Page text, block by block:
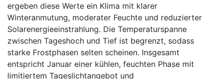
ergeben diese Werte ein Klima mit klarer
Winteranmutung, moderater Feuchte und reduzierter
Solarenergieeinstrahlung. Die Temperaturspanne
zwischen Tageshoch und Tief ist begrenzt, sodass
starke Frostphasen selten scheinen. Insgesamt
entspricht Januar einer kühlen, feuchten Phase mit
limitiertem Tageslichtangebot und